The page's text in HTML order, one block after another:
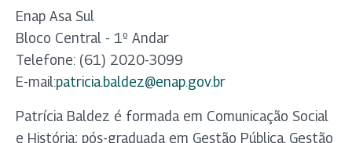
Enap Asa Sul
Bloco Central - 1º Andar
Telefone: (61) 2020-3099
E-mail:patricia.baldez@enap.gov.br
Patrícia Baldez é formada em Comunicação Social
e História; pós-graduada em Gestão Pública, Gestão